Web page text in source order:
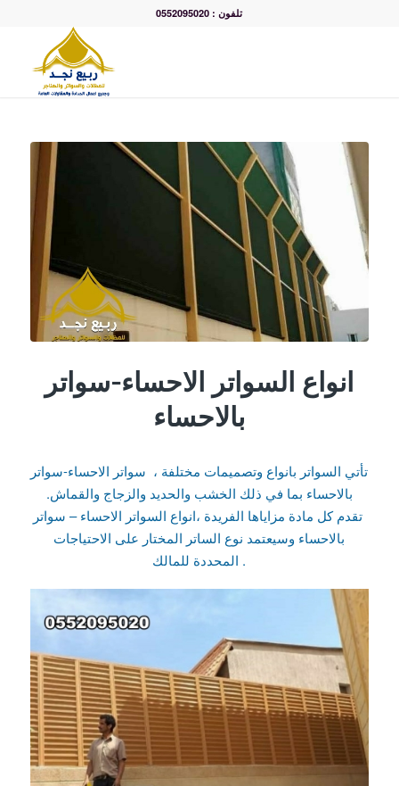
تلفون : 0552095020
انواع السواتر الاحساء-سواتر
بالاحساء
تأتي السواتر بانواع وتصميمات مختلفة ، سواتر الاحساء-سواتر
بالاحساء بما في ذلك الخشب والحديد والزجاج والقماش.
تقدم كل مادة مزاياها الفريدة ،انواع السواتر الاحساء – سواتر
بالاحساء وسيعتمد نوع الساتر المختار على الاحتياجات
المحددة للمالك .